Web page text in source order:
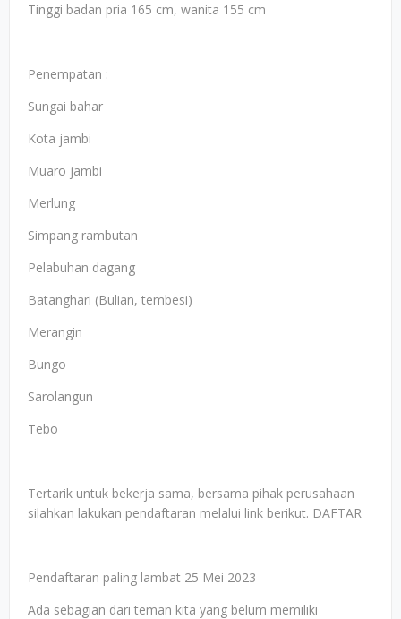
Tinggi badan pria 165 cm, wanita 155 cm
Penempatan :
Sungai bahar
Kota jambi
Muaro jambi
Merlung
Simpang rambutan
Pelabuhan dagang
Batanghari (Bulian, tembesi)
Merangin
Bungo
Sarolangun
Tebo
Tertarik untuk bekerja sama, bersama pihak perusahaan
silahkan lakukan pendaftaran melalui link berikut. DAFTAR
Pendaftaran paling lambat 25 Mei 2023
Ada sebagian dari teman kita yang belum memiliki